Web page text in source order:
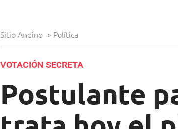
Sitio Andino > Política
VOTACIÓN SECRETA
Postulante